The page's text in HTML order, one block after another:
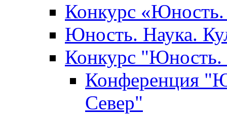
Конкурс «Юность.
Юность. Наука.
Конкурс "Юность.
Конференция
Север"